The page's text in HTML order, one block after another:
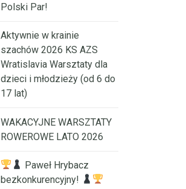
Polski Par!
Aktywnie w krainie
szachów 2026 KS AZS
Wratislavia Warsztaty dla
dzieci i młodzieży (od 6 do
17 lat)
WAKACYJNE WARSZTATY
ROWEROWE LATO 2026
Paweł Hrybacz
bezkonkurencyjny!